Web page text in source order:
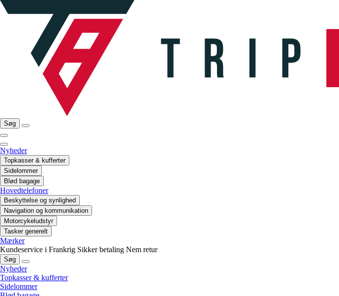
Søg
Nyheder
Topkasser & kufferter
Sidelommer
Blød bagage
Hovedtelefoner
Beskyttelse og synlighed
Navigation og kommunikation
Motorcykeludstyr
Tasker generelt
Mærker
Kundeservice i Frankrig Sikker betaling Nem retur
Søg
Nyheder
Topkasser & kufferter
Sidelommer